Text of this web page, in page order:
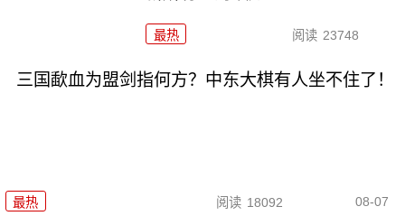
最热 阅读 23748
三国歃血为盟剑指何方？中东大棋有人坐不住了！
最热 阅读 18092 08-07